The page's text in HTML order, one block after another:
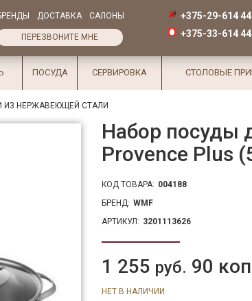
ДОСТАВКА САЛОНЫ
ПЕРЕЗВОНИТЕ МНЕ
+375-29-614
+375-33-614
ПОСУДА СЕРВИРОВКА СТОЛОВЫЕ
ИЗ НЕРЖАВЕЮЩЕЙ СТАЛИ
Набор посуды
Provence Plus
КОД ТОВАРА: 004188
БРЕНД: WMF
АРТИКУЛ: 3201113626
1 255 руб. 90
НЕТ В НАЛИЧИИ